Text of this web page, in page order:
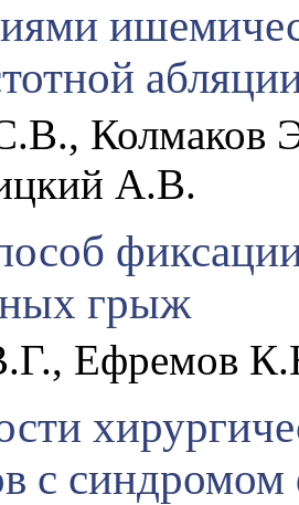
А.В.
грыж
Ефремов
с